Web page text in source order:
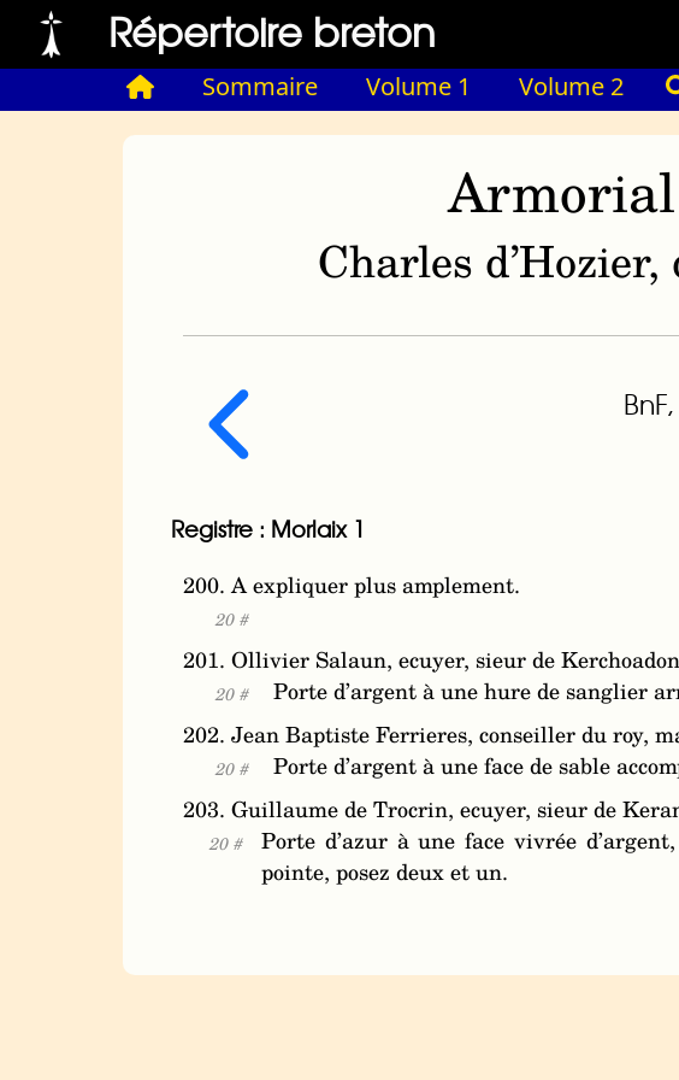
Répertoire breton
Sommaire Volume 1 Volume 2
Charles d’Hozier,
Registre : Morlaix 1
200. A expliquer plus amplement.
20 #
201. Ollivier Salaun, ecuyer, sieur de
20 #
Porte d’argent à une hure de sanglier
202. Jean Baptiste Ferrieres, conseiller du roy,
20 #
Porte d’argent à une face de sable
203. Guillaume de Trocrin, ecuyer, sieur de
20 #
Porte d’azur à une face vivrée
pointe, posez deux et un.